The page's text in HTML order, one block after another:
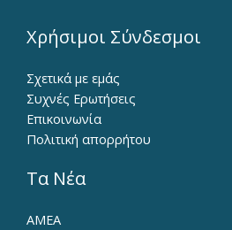
Χρήσιμοι Σύνδεσμοι
Σχετικά με εμάς
Συχνές Ερωτήσεις
Επικοινωνία
Πολιτική απορρήτου
Τα Νέα
ΑΜΕΑ